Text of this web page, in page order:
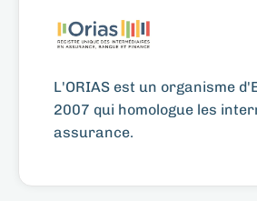
L'ORIAS est un organisme
2007 qui homologue les
assurance.